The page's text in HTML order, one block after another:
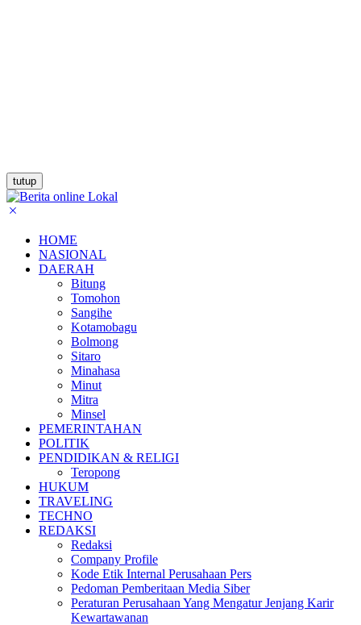
tutup
HOME
NASIONAL
DAERAH
Bitung
Tomohon
Sangihe
Kotamobagu
Bolmong
Sitaro
Minahasa
Minut
Mitra
Minsel
PEMERINTAHAN
POLITIK
PENDIDIKAN & RELIGI
Teropong
HUKUM
TRAVELING
TECHNO
REDAKSI
Redaksi
Company Profile
Kode Etik Internal Perusahaan Pers
Pedoman Pemberitaan Media Siber
Peraturan Perusahaan Yang Mengatur Jenjang Karir
Kewartawanan